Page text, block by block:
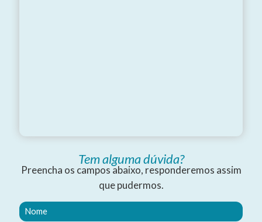
Tem alguma dúvida?
Preencha os campos abaixo, responderemos assim
que pudermos.